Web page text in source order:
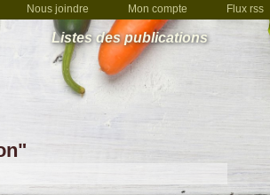
Nous joindre Mon compte Flux rss
Listes des publications